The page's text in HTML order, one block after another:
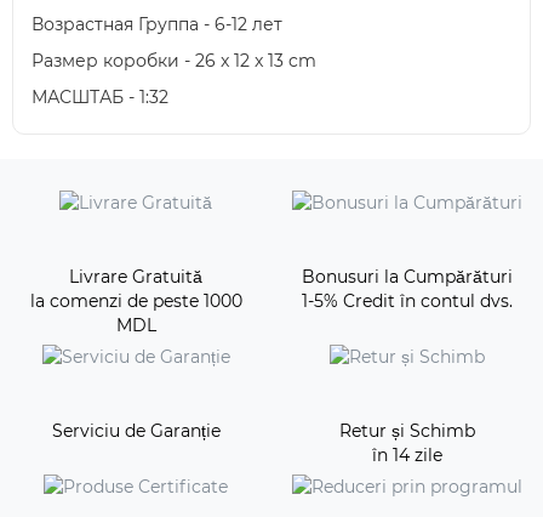
Возрастная Группа - 6-12 лет
Размер коробки - 26 x 12 x 13 cm
МАСШТАБ - 1:32
Livrare Gratuită
la comenzi de peste 1000
MDL
Bonusuri la Cumpărături
1-5% Credit în contul dvs.
Serviciu de Garanție
Retur și Schimb
în 14 zile